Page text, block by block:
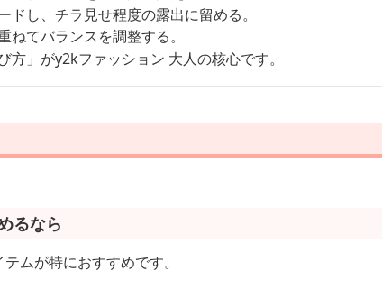
し、チラ見せ程度の露出に留める。
てバランスを調整する。
方」がy2kファッション 大人の核心です。
るなら
ムが特におすすめです。